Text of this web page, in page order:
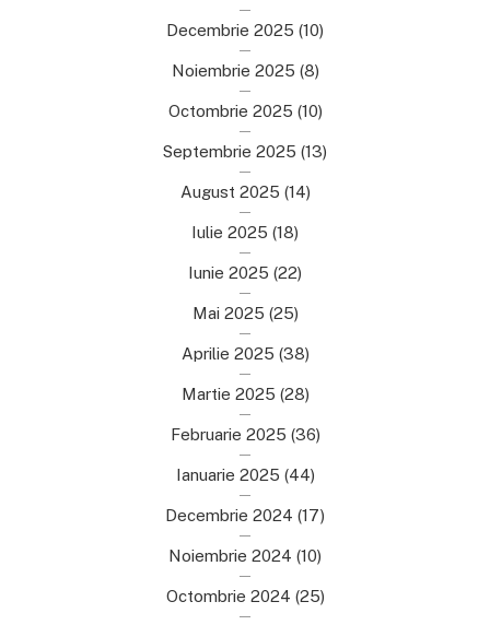
Decembrie 2025 (10)
Noiembrie 2025 (8)
Octombrie 2025 (10)
Septembrie 2025 (13)
August 2025 (14)
Iulie 2025 (18)
Iunie 2025 (22)
Mai 2025 (25)
Aprilie 2025 (38)
Martie 2025 (28)
Februarie 2025 (36)
Ianuarie 2025 (44)
Decembrie 2024 (17)
Noiembrie 2024 (10)
Octombrie 2024 (25)